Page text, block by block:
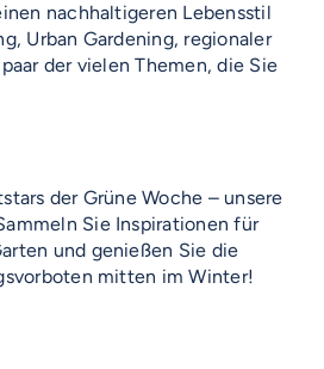
nachhaltigeren Lebensstil
Urban Gardening, regionaler
der vielen Themen, die Sie
der Grüne Woche – unsere
Sie Inspirationen für
und genießen Sie die
mitten im Winter!